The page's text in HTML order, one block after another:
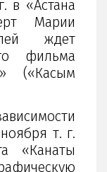
в «Астана
Марии
ждет
фильма
(«Касым
т. г.
«Канаты